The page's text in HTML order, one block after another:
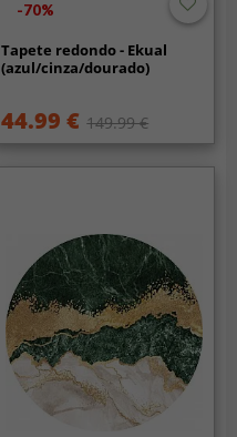
-70%
Tapete redondo - Ekual
(azul/cinza/dourado)
44.99 € 149.99 €